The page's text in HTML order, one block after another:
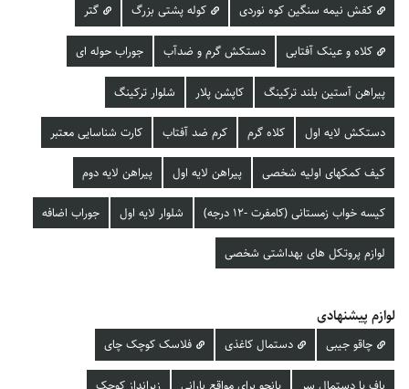
کفش نیمه سنگین کوه نوردی کوله پشتی بزرگ گتر
کلاه و عینک آفتابی دستکش گرم و ضدآب جوراب حوله ای
پیراهن آستین بلند ترکینگ کاپشن پلار شلوار ترکینگ
دستکش لایه اول کلاه گرم کرم ضد آفتاب کارت شناسایی معتبر
کیف کمکهای اولیه شخصی پیراهن لایه اول پیراهن لایه دوم
کیسه خواب زمستانی (کامفرت -12 درجه) شلوار لایه اول جوراب اضافه
لوازم پروتکل های بهداشتی شخصی
لوازم پیشنهادی
چاقو جیبی دستمال کاغذی فلاسک کوچک چای
باف یا دستمال سر پانچو برای مواقع بارانی زیرانداز کوچک